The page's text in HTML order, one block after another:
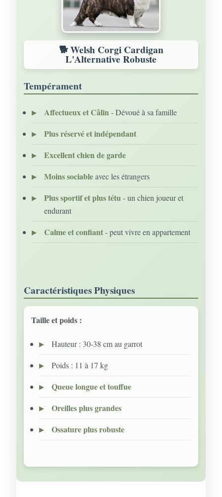
🐕 Welsh Corgi Cardigan
L'Alternative Robuste
Tempérament
Affectueux et Câlin- Dévoué à sa famille
Plus réservé et indépendant
Excellent chien de garde
Moins sociableavec les étrangers
Plus sportif et plus tétu- un chien joueur et
endurant
Calme et confiant- peut vivre en appartement
Caractéristiques Physiques
Taille et poids :
Hauteur : 30-38 cm au garrot
Poids : 11 à 17 kg
Queue longue et touffue
Oreilles plus grandes
Ossature plus robuste